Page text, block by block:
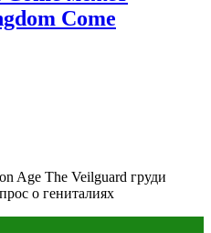
Come
Age The Veilguard груди
о гениталиях